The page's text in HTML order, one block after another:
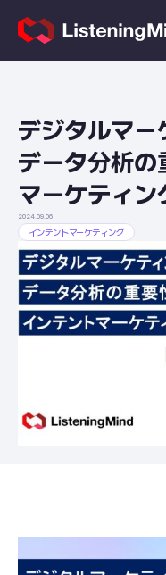
デジタルマー
データ分析の
マーケティン
2024.09.06
インテントマーケティング